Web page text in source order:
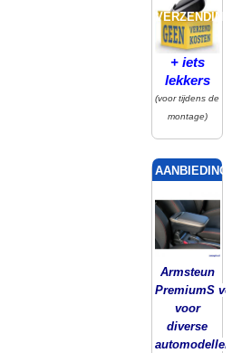
VERZENDING
+ iets
lekkers
(voor tijdens de
montage)
Armsteun
PremiumS
voor
diverse
automodellen